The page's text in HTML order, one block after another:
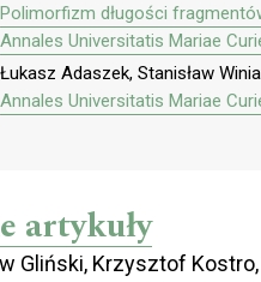
Polimorfizm długości
Annales Universitatis Mariae
Łukasz Adaszek, Stanisław
Annales Universitatis Mariae
artykuły
Gliński, Krzysztof